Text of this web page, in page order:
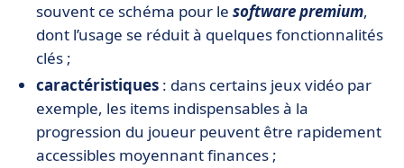
souvent ce schéma pour le software premium,
dont l’usage se réduit à quelques fonctionnalités
clés ;
caractéristiques : dans certains jeux vidéo par
exemple, les items indispensables à la
progression du joueur peuvent être rapidement
accessibles moyennant finances ;